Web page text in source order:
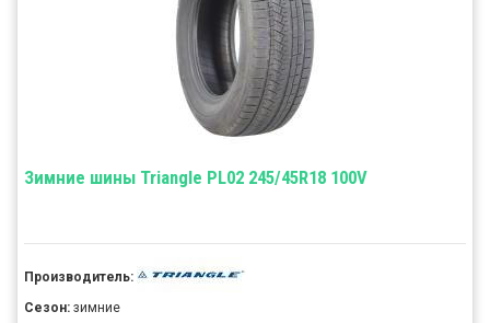
Зимние шины Triangle PL02 245/45R18 100V
Производитель:
Сезон: зимние